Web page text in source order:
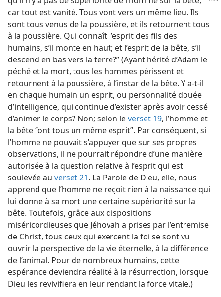
car tout est vanité. Tous vont vers un même lieu. Ils
sont tous venus de la poussière, et ils retournent tous
à la poussière. Qui connaît l’esprit des fils des
humains, s’il monte en haut; et l’esprit de la bête, s’il
descend en bas vers la terre?” (Ayant hérité d’Adam le
péché et la mort, tous les hommes périssent et
retournent à la poussière, à l’instar de la bête. Y a-​t-​il
en chaque humain un esprit, ou personnalité douée
d’intelligence, qui continue d’exister après avoir cessé
d’animer le corps? Non; selon leverset 19, l’homme et
la bête “ont tous un même esprit”. Par conséquent, si
l’homme ne pouvait s’appuyer que sur ses propres
observations, il ne pourrait répondre d’une manière
autorisée à la question relative à l’esprit qui est
soulevée au verset 21. La Parole de Dieu, elle, nous
apprend que l’homme ne reçoit rien à la naissance qui
lui donne à sa mort une certaine supériorité sur la
bête. Toutefois, grâce aux dispositions
miséricordieuses que Jéhovah a prises par l’entremise
de Christ, tous ceux qui exercent la foi se sont vu
ouvrir la perspective de la vie éternelle, à la différence
de l’animal. Pour de nombreux humains, cette
espérance deviendra réalité à la résurrection, lorsque
Dieu les revivifiera en leur rendant la force vitale.)